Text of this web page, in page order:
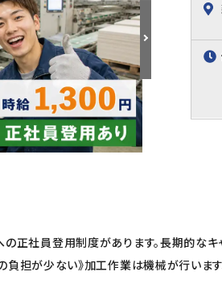
正社員登用制度があります。長期的なキ
負担が少ない》加工作業は機械が行いま